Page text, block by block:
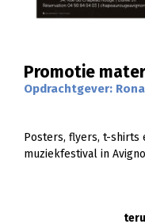
Promotie
Opdrachtgever:
Posters, flyers, t-
muziekfestival in